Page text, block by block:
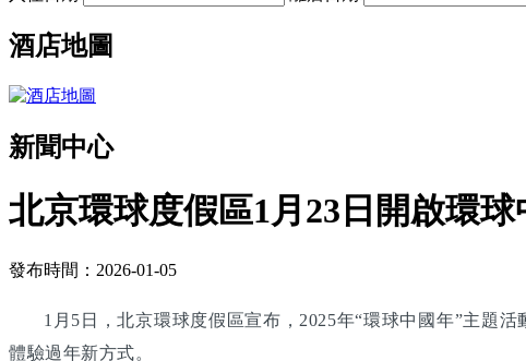
酒店地圖
新聞中心
北京環球度假區1月23日開啟環
發布時間：2026-01-05
1月5日，北京環球度假區宣布，2025年“環球中國年”主題
體驗過年新方式。